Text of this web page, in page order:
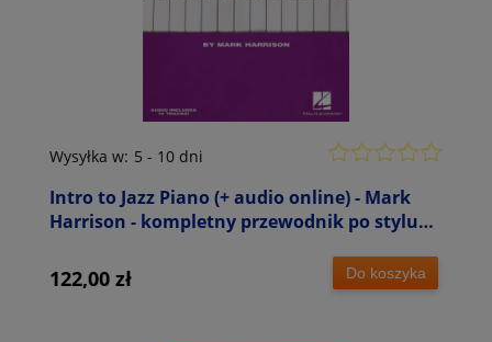
Intro to Jazz Piano (+ audio online) - Mark
Harrison - kompletny przewodnik po stylu
Wysyłka w: 5 - 10 dni
122,00 zł Do koszyka